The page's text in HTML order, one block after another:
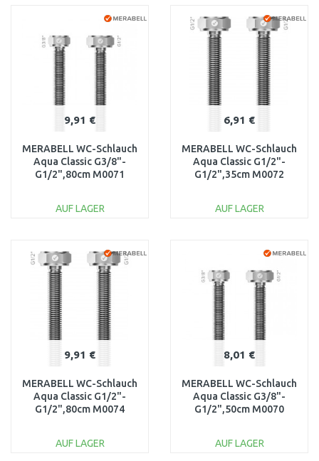
Vergleichen Vergleichen
9,91 €
MERABELL WC-Schlauch
Aqua Classic G3/8"-
G1/2",80cm M0071
AUF LAGER
Vergleichen
6,91 €
MERABELL WC-Schlauch
Aqua Classic G1/2"-
G1/2",35cm M0072
AUF LAGER
Vergleichen
9,91 €
MERABELL WC-Schlauch
Aqua Classic G1/2"-
G1/2",80cm M0074
AUF LAGER
8,01 €
MERABELL WC-Schlauch
Aqua Classic G3/8"-
G1/2",50cm M0070
AUF LAGER